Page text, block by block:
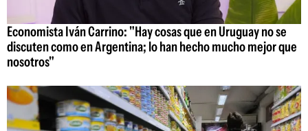
Economista Iván Carrino: "Hay cosas que en Uruguay no se
discuten como en Argentina; lo han hecho mucho mejor que
nosotros"